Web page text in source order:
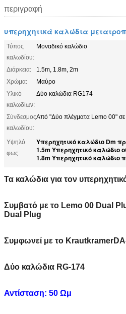
περιγραφή
υπερηχητικά καλώδια
Τύπος
καλωδίου:
Μοναδικό καλώδιο
Διάρκεια:
1.5m, 1.8m, 2m
Χρώμα:
Μαύρο
Υλικό
καλωδίων:
Δύο καλώδια RG174
Σύνδεσμος
καλωδίου:
Από "Δύο πλέγματα Lemo 00"
Υψηλό
φως:
Υπερηχητικό καλώδιο Dm
1.5m Υπερηχητικό καλώδιο
1.8m Υπερηχητικό καλώδιο
Τα καλώδια για τον
Συμβατό με το Lemo 00 Dual
Dual Plug
Συμφωνεί με το
Δύο καλώδια RG-174
Αντίσταση: 50 Ωμ